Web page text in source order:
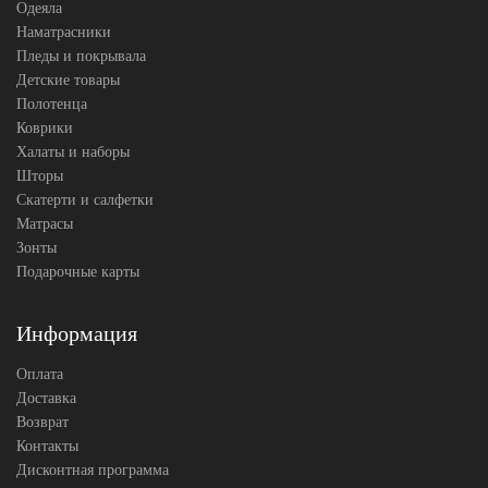
Одеяла
Наматрасники
Пледы и покрывала
Детские товары
Полотенца
Коврики
Халаты и наборы
Шторы
Скатерти и салфетки
Матрасы
Зонты
Подарочные карты
Информация
Оплата
Доставка
Возврат
Контакты
Дисконтная программа